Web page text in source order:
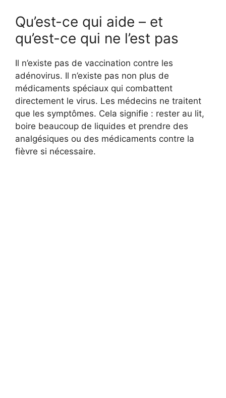
Qu’est-ce qui aide – et
qu’est-ce qui ne l’est pas
Il n’existe pas de vaccination contre les
adénovirus. Il n’existe pas non plus de
médicaments spéciaux qui combattent
directement le virus. Les médecins ne traitent
que les symptômes. Cela signifie : rester au lit,
boire beaucoup de liquides et prendre des
analgésiques ou des médicaments contre la
fièvre si nécessaire.